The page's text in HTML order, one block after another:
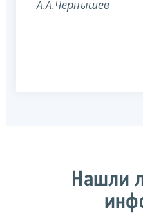
А.А.Чернышев
Нашли